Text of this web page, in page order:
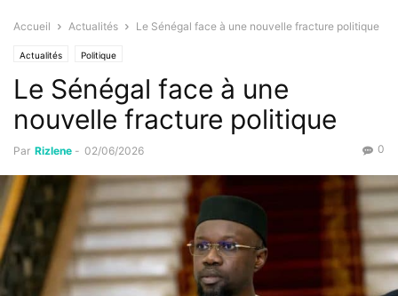
Accueil Actualités Le Sénégal face à une nouvelle fracture politique
Actualités Politique
Le Sénégal face à une
nouvelle fracture politique
Par Rizlene - 02/06/2026 0